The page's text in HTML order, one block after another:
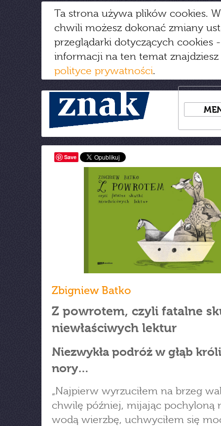
Ta strona używa plików cookies.
chwili możesz dokonać zmiany
przeglądarki dotyczących cookies
informacji na ten temat
polityce prywatności.
Save
Zbigniew Batko
Z powrotem, czyli fatalne
niewłaściwych lektur
Niezwykła podróż w głąb
nory…
„Najpierw wyrzuciłem na brzeg
chwilę później, mijając pochyloną
wodą wierzbę, uchwyciłem się